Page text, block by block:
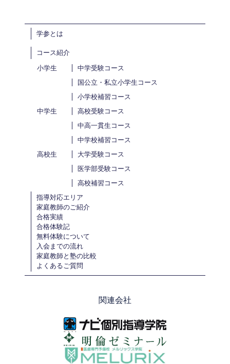
学参とは
コース紹介
小学生
中学受験コース
国公立・私立小学生コース
小学校補習コース
中学生
高校受験コース
中高一貫生コース
中学校補習コース
高校生
大学受験コース
医学部受験コース
高校補習コース
指導対応エリア
家庭教師のご紹介
合格実績
合格体験記
無料体験について
入会までの流れ
家庭教師と塾の比較
よくあるご質問
関連会社